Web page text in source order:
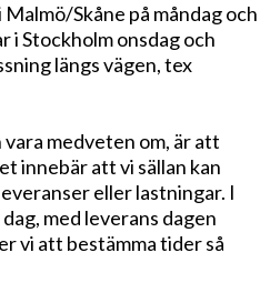
Skåne på måndag och
i Stockholm onsdag och
längs vägen, tex
vara medveten om, är att
innebär att vi sällan kan
eller lastningar. I
med leverans dagen
vi att bestämma tider så